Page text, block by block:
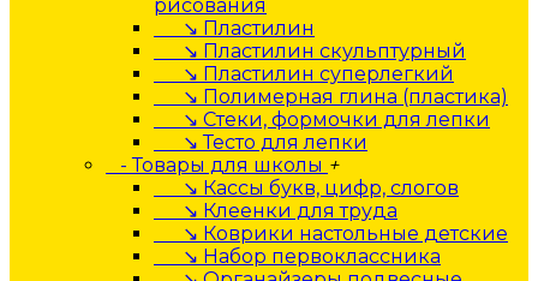
рисования
↘ Пластилин
↘ Пластилин скульптурный
↘ Пластилин суперлегкий
↘ Полимерная глина (пластика)
↘ Стеки, формочки для лепки
↘ Тесто для лепки
- Товары для школы +
↘ Кассы букв, цифр, слогов
↘ Клеенки для труда
↘ Коврики настольные детские
↘ Набор первоклассника